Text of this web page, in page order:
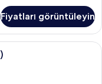
Fiyatları görüntüleyin
Oda, Havuz Manzaralı